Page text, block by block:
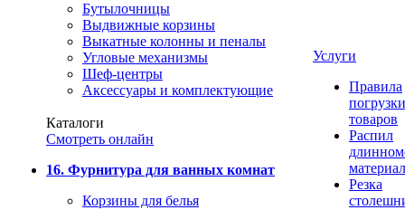
Бутылочницы
Выдвижные корзины
Выкатные колонны и пеналы
Угловые механизмы
Шеф-центры
Аксессуары и комплектующие
Каталоги
Смотреть онлайн
16. Фурнитура для ванных комнат
Корзины для белья
Услуги
Правила
погрузки
товаров
Распил
Резка